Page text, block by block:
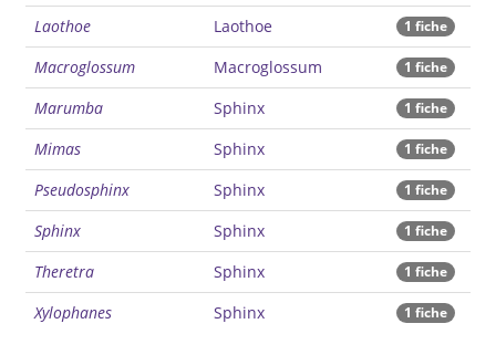
Laothoe Laothoe 1 fiche
Macroglossum Macroglossum 1 fiche
Marumba Sphinx 1 fiche
Mimas Sphinx 1 fiche
Pseudosphinx Sphinx 1 fiche
Sphinx Sphinx 1 fiche
Theretra Sphinx 1 fiche
Xylophanes Sphinx 1 fiche